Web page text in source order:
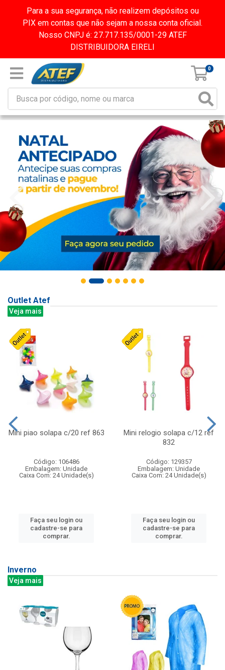
Para a sua segurança, não realizem depósitos ou
PIX em contas que não sejam a nossa conta oficial.
Nosso CNPJ é: 27.717.135/0001-29 ATEF
DISTRIBUIDORA EIRELI
0
Outlet Atef
Veja mais
Mini piao solapa c/20 ref 863
Código: 106486
Embalagem: Unidade
Caixa Com: 24 Unidade(s)
Faça seu login ou
cadastre-se para
comprar.
Mini relogio solapa c/12 ref
832
Código: 129357
Embalagem: Unidade
Caixa Com: 24 Unidade(s)
Faça seu login ou
cadastre-se para
comprar.
Inverno
Veja mais